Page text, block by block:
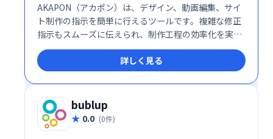
AKAPON（アカポン）は、デザイン、動画編集、サイ
ト制作の指示を簡単に行えるツールです。複雑な修正
指示もスムーズに伝えられ、制作工程の効率化を実現
します。面倒なやり取りを簡素化し、よりスムーズな
制作ワークフローを構築できます。
詳しく見る
bublup
0.0 (0件)